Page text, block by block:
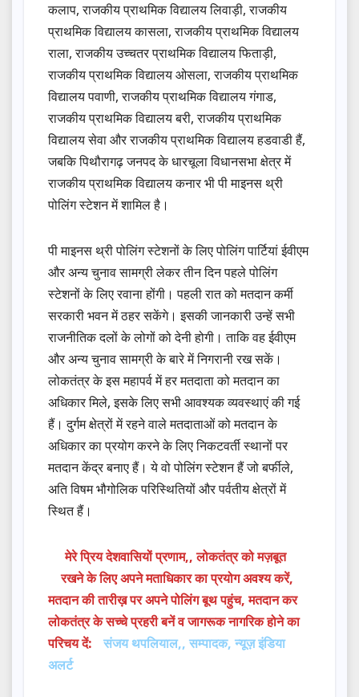
कलाप, राजकीय प्राथमिक विद्यालय लिवाड़ी, राजकीय
प्राथमिक विद्यालय कासला, राजकीय प्राथमिक विद्यालय
राला, राजकीय उच्चतर प्राथमिक विद्यालय फिताड़ी,
राजकीय प्राथमिक विद्यालय ओसला, राजकीय प्राथमिक
विद्यालय पवाणी, राजकीय प्राथमिक विद्यालय गंगाड,
राजकीय प्राथमिक विद्यालय बरी, राजकीय प्राथमिक
विद्यालय सेवा और राजकीय प्राथमिक विद्यालय हडवाडी हैं,
जबकि पिथौरागढ़ जनपद के धारचूला विधानसभा क्षेत्र में
राजकीय प्राथमिक विद्यालय कनार भी पी माइनस थ्री
पोलिंग स्टेशन में शामिल है।
पी माइनस थ्री पोलिंग स्टेशनों के लिए पोलिंग पार्टियां ईवीएम
और अन्य चुनाव सामग्री लेकर तीन दिन पहले पोलिंग
स्टेशनों के लिए रवाना होंगी। पहली रात को मतदान कर्मी
सरकारी भवन में ठहर सकेंगे। इसकी जानकारी उन्हें सभी
राजनीतिक दलों के लोगों को देनी होगी। ताकि वह ईवीएम
और अन्य चुनाव सामग्री के बारे में निगरानी रख सकें।
लोकतंत्र के इस महापर्व में हर मतदाता को मतदान का
अधिकार मिले, इसके लिए सभी आवश्यक व्यवस्थाएं की गई
हैं। दुर्गम क्षेत्रों में रहने वाले मतदाताओं को मतदान के
अधिकार का प्रयोग करने के लिए निकटवर्ती स्थानों पर
मतदान केंद्र बनाए हैं। ये वो पोलिंग स्टेशन हैं जो बर्फीले,
अति विषम भौगोलिक परिस्थितियों और पर्वतीय क्षेत्रों में
स्थित हैं।
मेरे प्रिय देशवासियों प्रणाम,, लोकतंत्र को मज़बूत
रखने के लिए अपने मताधिकार का प्रयोग अवश्य करें,
मतदान की तारीख़ पर अपने पोलिंग बूथ पहुंच, मतदान कर
लोकतंत्र के सच्चे प्रहरी बनें व जागरूक नागरिक होने का
परिचय दें:
संजय थपलियाल,, सम्पादक, न्यूज़ इंडिया
अलर्ट